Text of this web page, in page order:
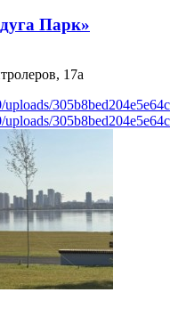
Парк»
17а